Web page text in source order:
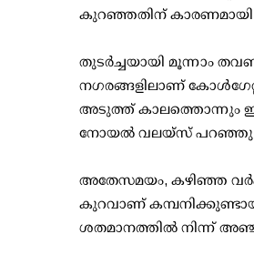
കുറഞ്ഞതിന് കാരണമായി
തുടര്‍ച്ചയായി മൂന്നാം
നഗരങ്ങളിലാണ്
അടുത്ത് കാലത്തൊന്നും
നോയല്‍ വലയ്‌സ്
അതേസമയം, കഴിഞ്ഞ
കുറവാണ്
ശതമാനത്തില്‍ നിന്ന്